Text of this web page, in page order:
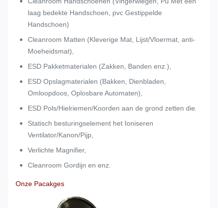
laag bedekte Handschoen, pvc Gestippelde
Handschoen)
Cleanroom Matten (Kleverige Mat, Lijst/Vloermat, anti-
Moeheidsmat),
ESD Pakketmaterialen (Zakken, Banden enz.),
ESD Opslagmaterialen (Bakken, Dienbladen,
Omloopdoos, Oplosbare Automaten),
ESD Pols/Hielriemen/Koorden aan de grond zetten die.
Statisch besturingselement het Ioniseren
Ventilator/Kanon/Pijp,
Verlichte Magnifier,
Cleanroom Gordijn en enz.
Onze Pacakges